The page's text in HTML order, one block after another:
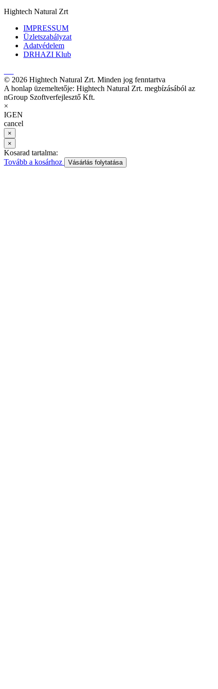
Hightech Natural Zrt
IMPRESSUM
Üzletszabályzat
Adatvédelem
DRHAZI Klub
© 2026 Hightech Natural Zrt. Minden jog fenntartva
A honlap üzemeltetője: Hightech Natural Zrt. megbízásából az
nGroup Szoftverfejlesztő Kft.
×
IGEN
cancel
×
×
Kosarad tartalma:
Tovább a kosárhoz
Vásárlás folytatása